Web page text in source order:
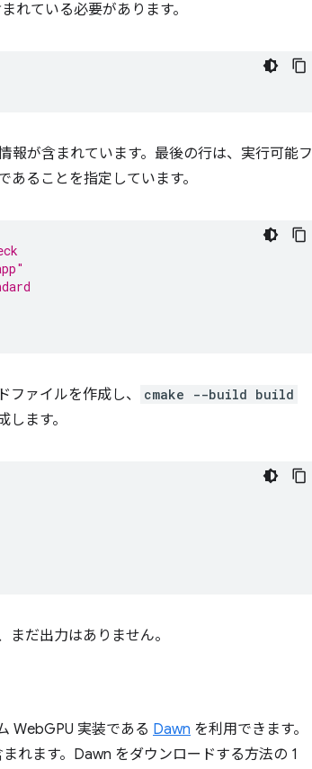
れている必要があります。
報が含まれています。最後の行は、実行可能フ
あることを指定しています。
ァイルを作成し、 cmake --build build
ます。
だ出力はありません。
WebGPU 実装である Dawn を利用できます。
れます。Dawn をダウンロードする方法の 1